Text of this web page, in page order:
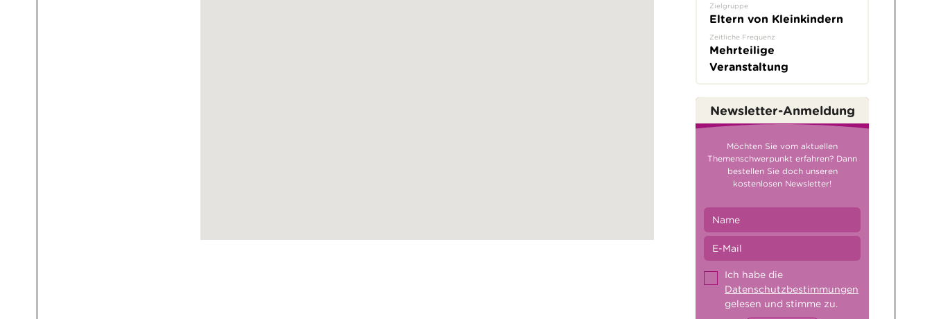
Zielgruppe
Eltern von Kleinkindern
Zeitliche Frequenz
Mehrteilige
Veranstaltung
Newsletter-Anmeldung
Möchten Sie vom aktuellen
Themenschwerpunkt erfahren? Dann
bestellen Sie doch unseren
kostenlosen Newsletter!
Ich habe die
Datenschutzbestimmungen
gelesen und stimme zu.